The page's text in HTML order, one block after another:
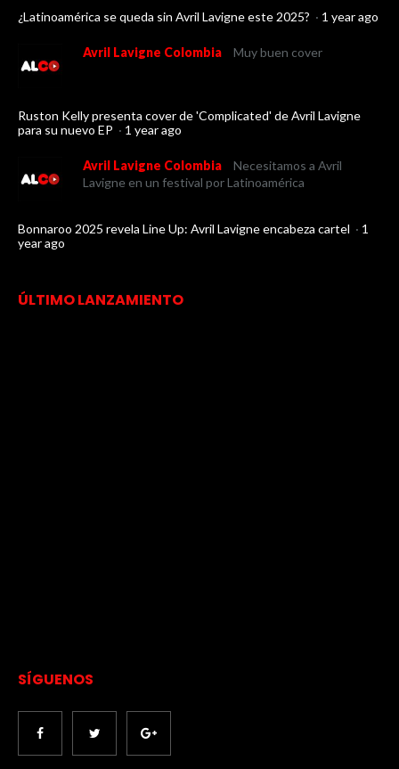
¿Latinoamérica se queda sin Avril Lavigne este 2025? · 1 year ago
Avril Lavigne Colombia Muy buen cover
Ruston Kelly presenta cover de 'Complicated' de Avril Lavigne
para su nuevo EP · 1 year ago
Avril Lavigne Colombia
Necesitamos a Avril
Lavigne en un festival por Latinoamérica
Bonnaroo 2025 revela Line Up: Avril Lavigne encabeza cartel · 1
year ago
ÚLTIMO LANZAMIENTO
SÍGUENOS